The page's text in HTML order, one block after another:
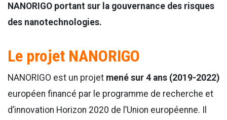
NANORIGO portant sur la gouvernance des risques
des nanotechnologies.
Le projet NANORIGO
NANORIGO est un projet mené sur 4 ans (2019-2022)
européen financé par le programme de recherche et
d’innovation Horizon 2020 de l’Union européenne. Il